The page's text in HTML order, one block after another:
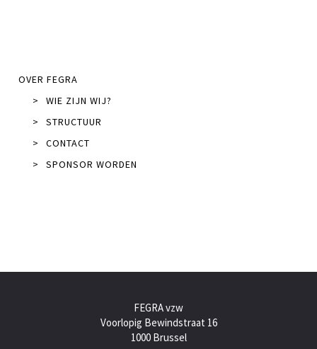
OVER FEGRA
>
WIE ZIJN WIJ?
>
STRUCTUUR
>
CONTACT
>
SPONSOR WORDEN
FEGRA vzw
Voorlopig Bewindstraat 16
1000 Brussel